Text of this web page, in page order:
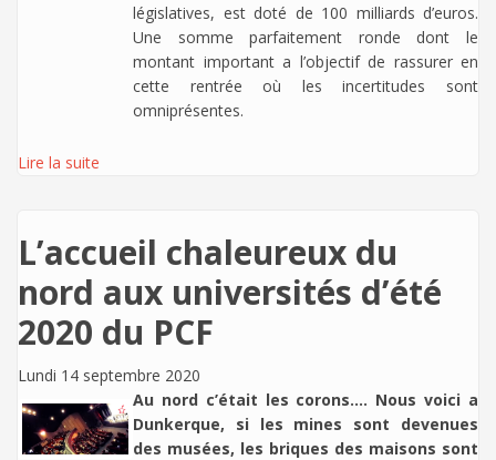
législatives, est doté de 100 milliards d’euros.
Une somme parfaitement ronde dont le
montant important a l’objectif de rassurer en
cette rentrée où les incertitudes sont
omniprésentes.
Lire la suite
L’accueil chaleureux du
nord aux universités d’été
2020 du PCF
Lundi 14 septembre 2020
Au nord c’était les corons…. Nous voici a
Dunkerque, si les mines sont devenues
des musées, les briques des maisons sont